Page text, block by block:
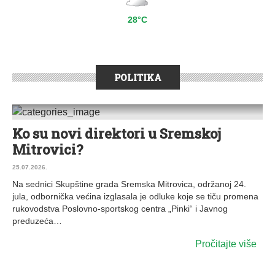
28°C
POLITIKA
0 KOMENTARA
Ko su novi direktori u Sremskoj
Mitrovici?
25.07.2026.
Na sednici Skupštine grada Sremska Mitrovica, održanoj 24.
jula, odbornička većina izglasala je odluke koje se tiču promena
rukovodstva Poslovno-sportskog centra „Pinki“ i Javnog
preduzeća…
Pročitajte više